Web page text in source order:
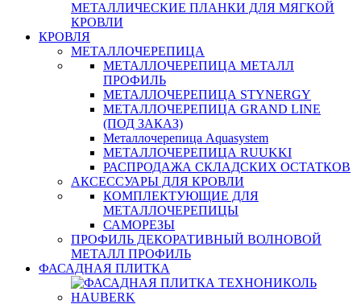
МЕТАЛЛИЧЕСКИЕ ПЛАНКИ ДЛЯ МЯГКОЙ
КРОВЛИ
КРОВЛЯ
МЕТАЛЛОЧЕРЕПИЦА
МЕТАЛЛОЧЕРЕПИЦА МЕТАЛЛ
ПРОФИЛЬ
МЕТАЛЛОЧЕРЕПИЦА STYNERGY
МЕТАЛЛОЧЕРЕПИЦА GRAND LINE
(ПОД ЗАКАЗ)
Металлочерепица Aquasystem
МЕТАЛЛОЧЕРЕПИЦА RUUKKI
РАСПРОДАЖА СКЛАДСКИХ ОСТАТКОВ
АКСЕССУАРЫ ДЛЯ КРОВЛИ
КОМПЛЕКТУЮЩИЕ ДЛЯ
МЕТАЛЛОЧЕРЕПИЦЫ
САМОРЕЗЫ
ПРОФИЛЬ ДЕКОРАТИВНЫЙ ВОЛНОВОЙ
МЕТАЛЛ ПРОФИЛЬ
ФАСАДНАЯ ПЛИТКА